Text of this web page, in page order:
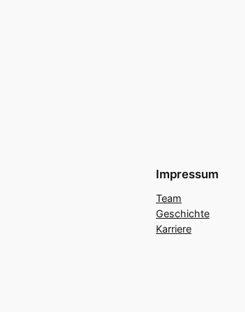
Impressum
Team
Geschichte
Karriere